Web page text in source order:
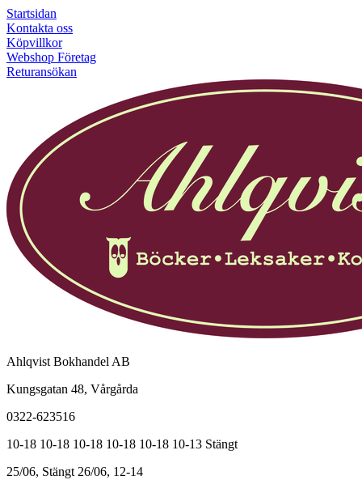
Startsidan
Kontakta oss
Köpvillkor
Webshop Företag
Returansökan
Ahlqvist Bokhandel AB
Kungsgatan 48, Vårgårda
0322-623516
10-18 10-18 10-18 10-18 10-18 10-13 Stängt
25/06, Stängt 26/06, 12-14